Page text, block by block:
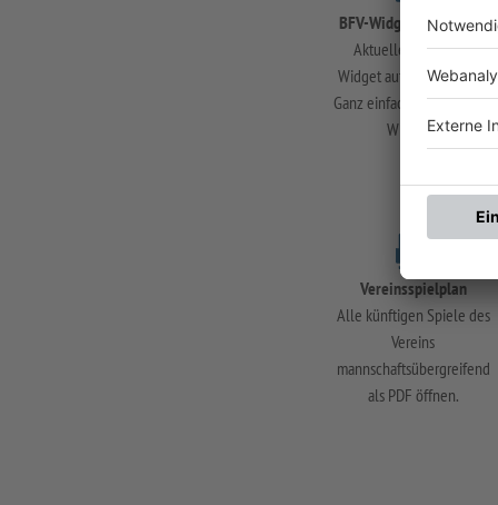
BFV-Widget generieren
Aktuelle Ansicht als
Widget auf Ihre Website?
Ganz einfach mit den BFV-
Widgets.
Vereinsspielplan
Alle künftigen Spiele des
Vereins
mannschaftsübergreifend
als PDF öffnen.